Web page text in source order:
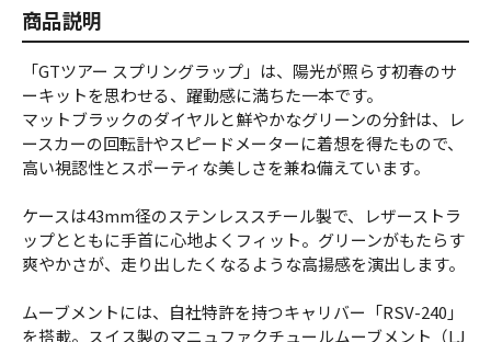
商品説明
「GTツアー スプリングラップ」は、陽光が照らす初春のサ
ーキットを思わせる、躍動感に満ちた一本です。
マットブラックのダイヤルと鮮やかなグリーンの分針は、レ
ースカーの回転計やスピードメーターに着想を得たもので、
高い視認性とスポーティな美しさを兼ね備えています。
ケースは43mm径のステンレススチール製で、レザーストラ
ップとともに手首に心地よくフィット。グリーンがもたらす
爽やかさが、走り出したくなるような高揚感を演出します。
ムーブメントには、自社特許を持つキャリバー「RSV-240」
を搭載。スイス製のマニュファクチュールムーブメント（LJ